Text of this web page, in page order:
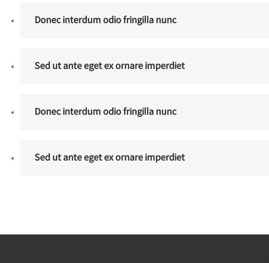
Donec interdum odio fringilla nunc
Sed ut ante eget ex ornare imperdiet
Donec interdum odio fringilla nunc
Sed ut ante eget ex ornare imperdiet